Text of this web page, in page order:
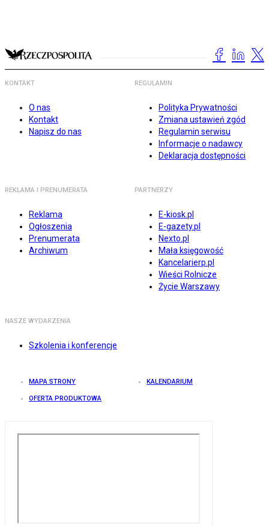
KONTAKT
O nas
Kontakt
Napisz do nas
REGULAMIN
Polityka Prywatności
Zmiana ustawień zgód
Regulamin serwisu
Informacje o nadawcy
Deklaracja dostępności
REKLAMA I PRENUMERATA
Reklama
Ogłoszenia
Prenumerata
Archiwum
PARTNERZY
E-kiosk.pl
E-gazety.pl
Nexto.pl
Mała księgowość
Kancelarierp.pl
Wieści Rolnicze
Życie Warszawy
NASZE WYDARZENIA
Szkolenia i konferencje
MAPA STRONY KALENDARIUM
OFERTA PRODUKTOWA